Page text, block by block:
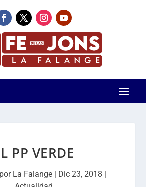
PP VERDE
La Falange| Dic 23, 2018 |